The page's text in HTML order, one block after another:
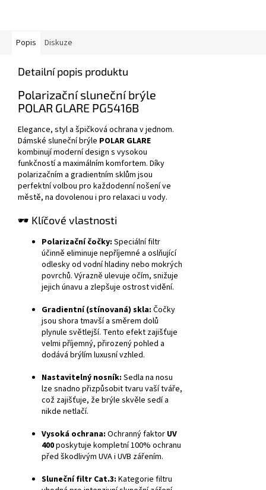
Popis Diskuze
Detailní popis produktu
Polarizační sluneční brýle
POLAR GLARE PG5416B
Elegance, styl a špičková ochrana v jednom.
Dámské sluneční brýle POLAR GLARE
kombinují moderní design s vysokou
funkčností a maximálním komfortem. Díky
polarizačním a gradientním sklům jsou
perfektní volbou pro každodenní nošení ve
městě, na dovolenou i pro relaxaci u vody.
🕶️ Klíčové vlastnosti
Polarizační čočky: Speciální filtr
účinně eliminuje nepříjemné a oslňující
odlesky od vodní hladiny nebo mokrých
povrchů. Výrazně ulevuje očím, snižuje
jejich únavu a zlepšuje ostrost vidění.
Gradientní (stínovaná) skla: Čočky
jsou shora tmavší a směrem dolů
plynule světlejší. Tento efekt zajišťuje
velmi příjemný, přirozený pohled a
dodává brýlím luxusní vzhled.
Nastavitelný nosník: Sedla na nosu
lze snadno přizpůsobit tvaru vaší tváře,
což zajišťuje, že brýle skvěle sedí a
nikde netlačí.
Vysoká ochrana: Ochranný faktor UV
400poskytuje kompletní 100% ochranu
před škodlivým UVA i UVB zářením.
Sluneční filtr Cat.3: Kategorie filtru